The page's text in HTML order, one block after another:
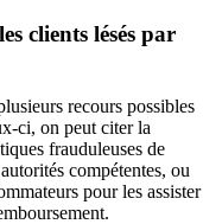
clients lésés par
recours possibles
ci, on peut citer la
frauduleuses de
compétentes, ou
pour les assister